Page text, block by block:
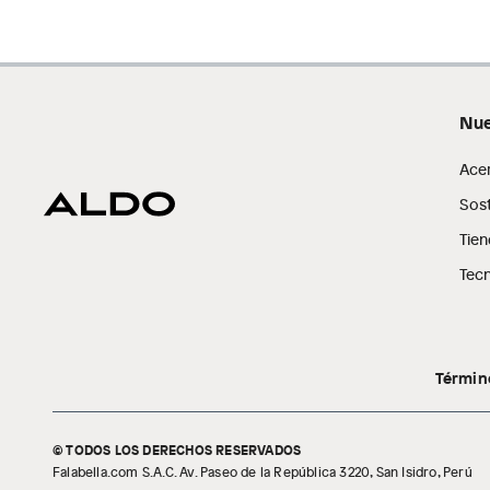
© TODOS LOS DERECHOS RESERVADOS
Falabella.com S.A.C. Av. Paseo de la República 3220, San Isidro, Perú